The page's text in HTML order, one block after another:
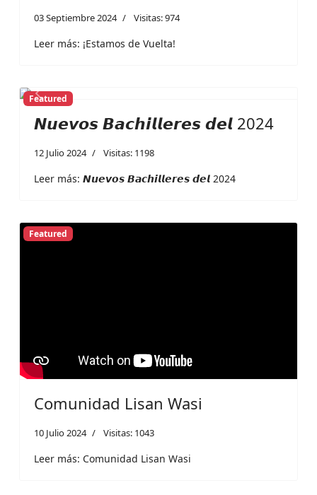
03 Septiembre 2024 Visitas: 974
Leer más: ¡Estamos de Vuelta!
Previous
Featured
𝙉𝙪𝙚𝙫𝙤𝙨 𝘽𝙖𝙘𝙝𝙞𝙡𝙡𝙚𝙧𝙚𝙨 𝙙𝙚𝙡 2024
12 Julio 2024 Visitas: 1198
Leer más: 𝙉𝙪𝙚𝙫𝙤𝙨 𝘽𝙖𝙘𝙝𝙞𝙡𝙡𝙚𝙧𝙚𝙨 𝙙𝙚𝙡 2024
Featured
Comunidad Lisan Wasi
10 Julio 2024 Visitas: 1043
Leer más: Comunidad Lisan Wasi